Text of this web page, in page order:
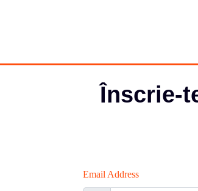
Înscrie-
Email Address